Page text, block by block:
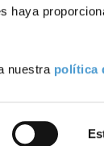
haya
nuestra política